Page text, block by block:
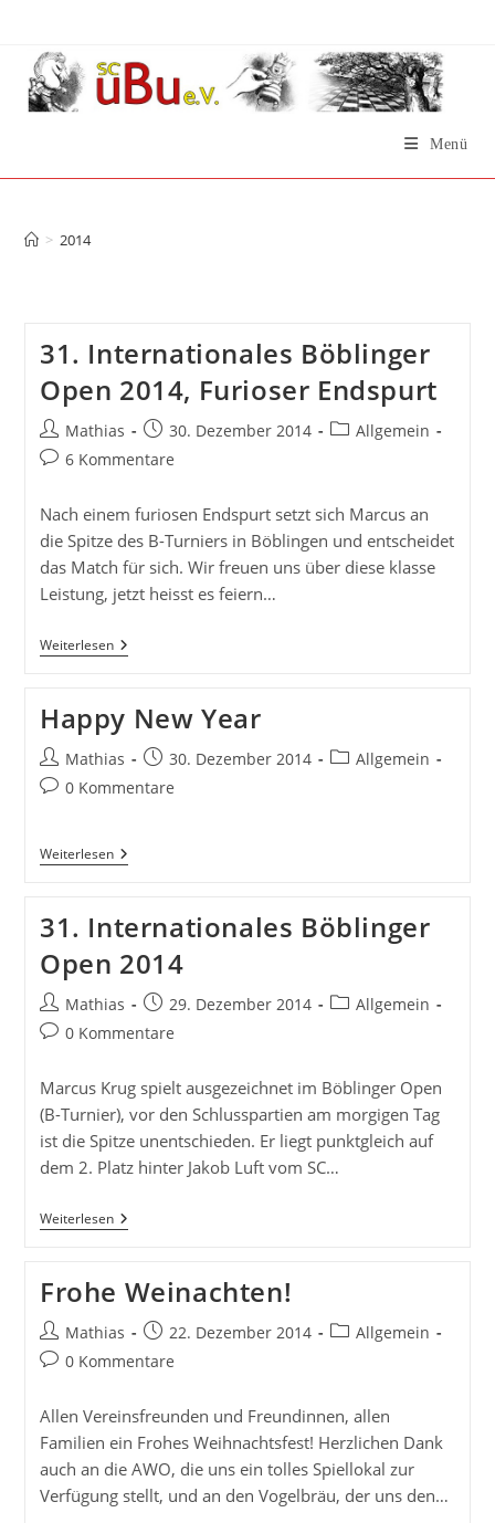
springen
Menü
> 2014
31. Internationales Böblinger
Open 2014, Furioser Endspurt
Beitrags-
Autor:
Mathias
Beitrag
veröffentlicht:
30. Dezember 2014
Beitrags-
Allgemein
Beitrags-
6 Kommentare
Nach einem furiosen Endspurt setzt sich Marcus an
die Spitze des B-Turniers in Böblingen und entscheidet
das Match für sich. Wir freuen uns über diese klasse
Leistung, jetzt heisst es feiern…
Weiterlesen31.
Internationales
2014,
Furioser
Endspurt
Happy New Year
Beitrags-
Autor:
Mathias
Beitrag
veröffentlicht:
30. Dezember 2014
Beitrags-
Allgemein
Beitrags-
0 Kommentare
WeiterlesenHappy
New
31. Internationales Böblinger
Open 2014
Beitrags-
Autor:
Mathias
Beitrag
veröffentlicht:
29. Dezember 2014
Beitrags-
Allgemein
Beitrags-
0 Kommentare
Marcus Krug spielt ausgezeichnet im Böblinger Open
(B-Turnier), vor den Schlusspartien am morgigen Tag
ist die Spitze unentschieden. Er liegt punktgleich auf
dem 2. Platz hinter Jakob Luft vom SC…
Weiterlesen31.
Internationales
2014
Frohe Weinachten!
Beitrags-
Autor:
Mathias
Beitrag
veröffentlicht:
22. Dezember 2014
Beitrags-
Allgemein
Beitrags-
0 Kommentare
Allen Vereinsfreunden und Freundinnen, allen
Familien ein Frohes Weihnachtsfest! Herzlichen Dank
auch an die AWO, die uns ein tolles Spiellokal zur
Verfügung stellt, und an den Vogelbräu, der uns den…